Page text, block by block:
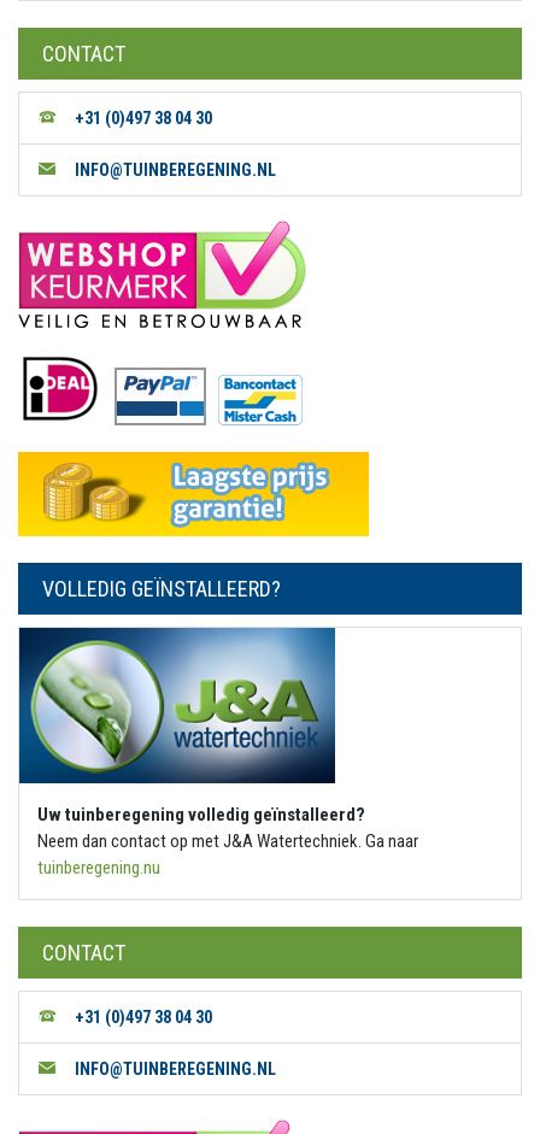
CONTACT
+31 (0)497 38 04 30
INFO@TUINBEREGENING.NL
VOLLEDIG GEÏNSTALLEERD?
Uw tuinberegening volledig geïnstalleerd?
Neem dan contact op met J&A Watertechniek. Ga naar
tuinberegening.nu
CONTACT
+31 (0)497 38 04 30
INFO@TUINBEREGENING.NL